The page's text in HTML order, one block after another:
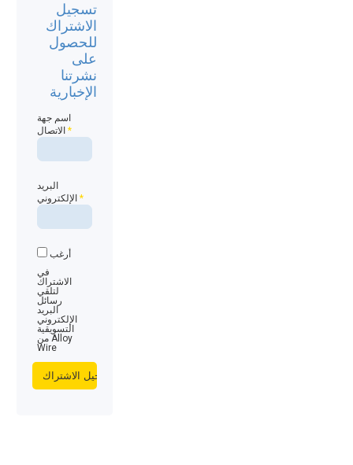
تسجيل
الاشتراك
للحصول
على
نشرتنا
الإخبارية
اسم جهة
الاتصال*
البريد
الإلكتروني*
أرغب
في
الاشتراك
لتلقي
رسائل
البريد
الإلكتروني
التسويقية
من Alloy
Wire